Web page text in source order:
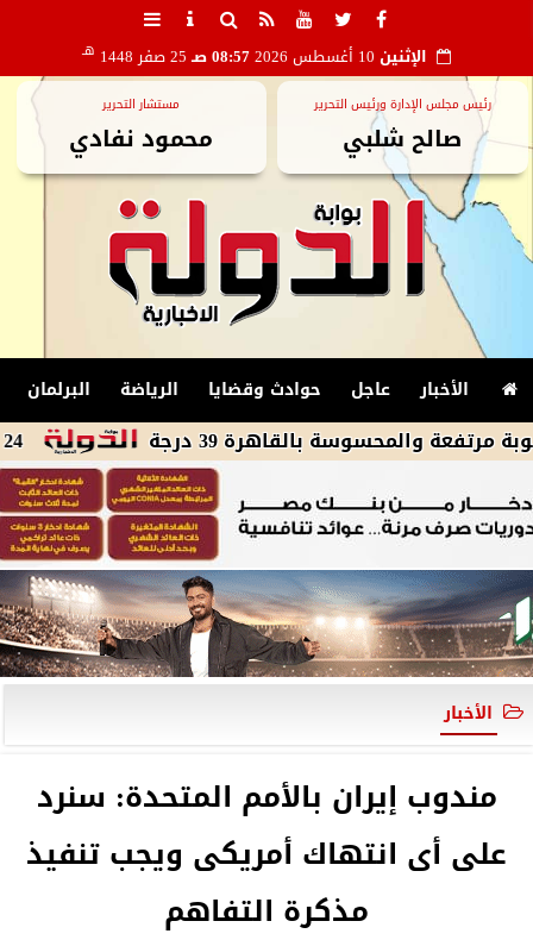
الإثنين 08:57 صـ 25 صفر 1448 هـ
رئيس مجلس الإدارة ورئيس التحرير
صالح شلبي
مستشار التحرير
محمود نفادي
الأخبار عاجل حوادث وقضايا الرياضة البرلمان
24 ساعة مهلة للحكم للاعتراف بخطأ مؤثر يستوجب إعادة المباراة بالدورى الجديد بالقاهرة 39 درجة
الأخبار
مندوب إيران بالأمم المتحدة: سنرد
على أى انتهاك أمريكى ويجب تنفيذ
مذكرة التفاهم